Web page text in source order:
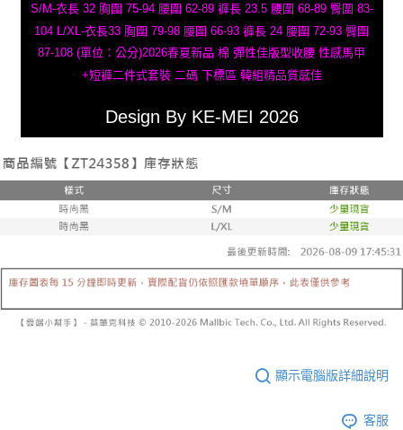
S/M-衣長 32 胸圍 75-94 腰圍 62-89 褲長 23.5 腰圍 68-89 臀圍 83-
104 L/XL-衣長33 胸圍 79-98 腰圍 66-93 褲長 24 腰圍 72-93 臀圍
87-108 (單位：公分)2026春夏新品 棉 彈性佳版型收腰 性感馬甲
+短褲二件式套裝 二碼 下標區 韓組精品質感佳
Design By KE-MEI 2026
顯示電腦版詳細說明
客服